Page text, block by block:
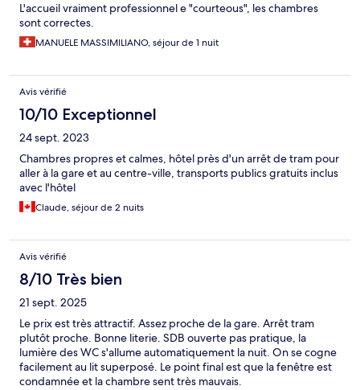
L'accueil vraiment professionnel e "courteous", les chambres
sont correctes.
MANUELE MASSIMILIANO, séjour de 1 nuit
Avis vérifié
10/10 Exceptionnel
24 sept. 2023
Chambres propres et calmes, hôtel près d'un arrêt de tram pour
aller à la gare et au centre-ville, transports publics gratuits inclus
avec l'hôtel
Claude, séjour de 2 nuits
Avis vérifié
8/10 Très bien
21 sept. 2025
Le prix est très attractif. Assez proche de la gare. Arrêt tram
plutôt proche. Bonne literie. SDB ouverte pas pratique, la
lumière des WC s'allume automatiquement la nuit. On se cogne
facilement au lit superposé. Le point final est que la fenêtre est
condamnée et la chambre sent très mauvais.